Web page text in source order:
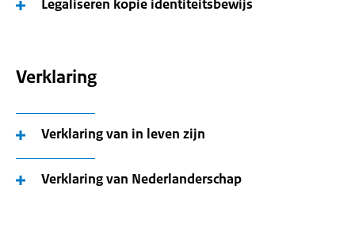
Legaliseren kopie identiteitsbewijs
Verklaring
Verklaring van in leven zijn
Verklaring van Nederlanderschap